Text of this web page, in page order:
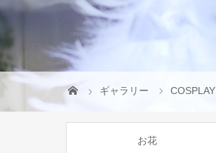
ギャラリー COSPLAY
お花